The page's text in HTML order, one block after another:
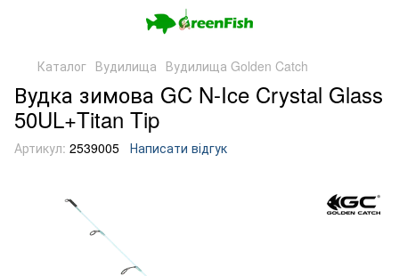
Каталог Вудилища Вудилища Golden Catch
Вудка зимова GC N-Ice Crystal Glass
50UL+Titan Tip
Артикул: 2539005 Написати відгук